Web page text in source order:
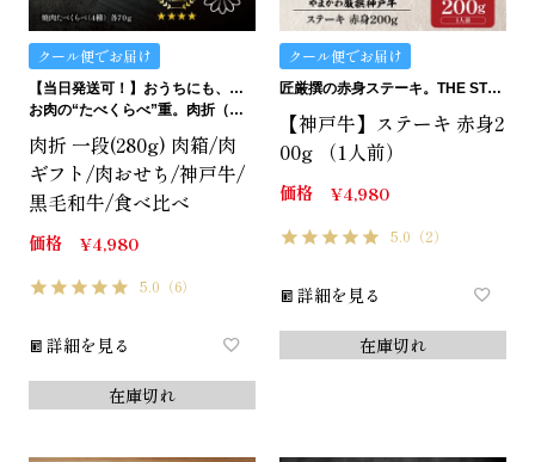
クール便でお届け
【当日発送可！】おうちにも、ギフトにも。ご褒美にも…イケます！
お肉の“たべくらべ”重。肉折（にくおり）
肉折 一段(280g) 肉箱/肉
ギフト/肉おせち/神戸牛/
黒毛和牛/食べ比べ
価格 ¥4,980
5.0 （6）
詳細を見る
在庫切れ
クール便でお届け
匠厳撰の赤身ステーキ。THE STEAK.
【神戸牛】ステーキ 赤身2
00g （1人前）
価格 ¥4,980
5.0 （2）
詳細を見る
在庫切れ